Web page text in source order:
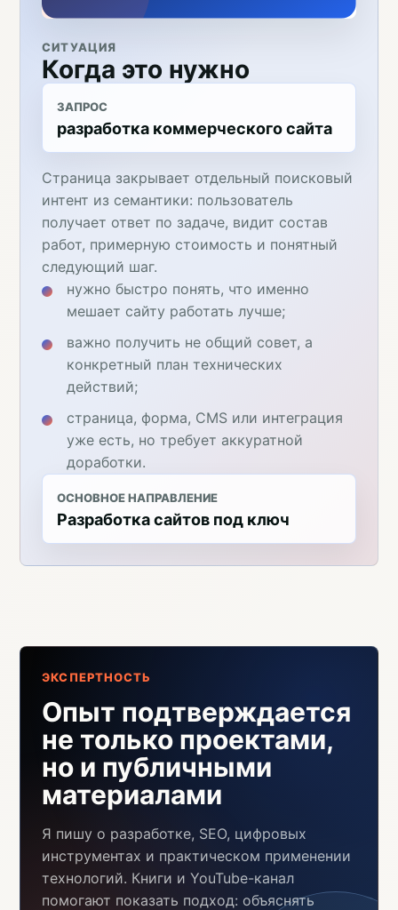
СИТУАЦИЯ
Когда это нужно
ЗАПРОС
разработка коммерческого сайта
Страница закрывает отдельный поисковый
интент из семантики: пользователь
получает ответ по задаче, видит состав
работ, примерную стоимость и понятный
следующий шаг.
нужно быстро понять, что именно
мешает сайту работать лучше;
важно получить не общий совет, а
конкретный план технических
действий;
страница, форма, CMS или интеграция
уже есть, но требует аккуратной
доработки.
ОСНОВНОЕ НАПРАВЛЕНИЕ
Разработка сайтов под ключ
ЭКСПЕРТНОСТЬ
Опыт подтверждается
не только проектами,
но и публичными
материалами
Я пишу о разработке, SEO, цифровых
инструментах и практическом применении
технологий. Книги и YouTube-канал
помогают показать подход: объяснять